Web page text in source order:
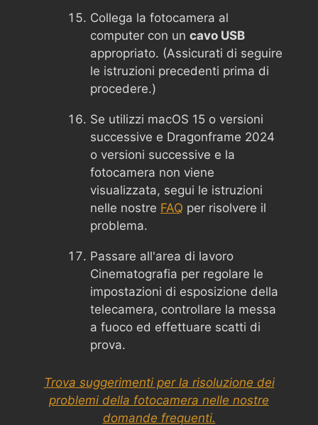
Collega la fotocamera al
computer con un cavo USB
appropriato. (Assicurati di seguire
le istruzioni precedenti prima di
procedere.)
Se utilizzi macOS 15 o versioni
successive e Dragonframe 2024
o versioni successive e la
fotocamera non viene
visualizzata, segui le istruzioni
nelle nostre FAQ per risolvere il
problema.
Passare all'area di lavoro
Cinematografia per regolare le
impostazioni di esposizione della
telecamera, controllare la messa
a fuoco ed effettuare scatti di
prova.
Trova suggerimenti per la risoluzione dei
problemi della fotocamera nelle nostre
domande frequenti.